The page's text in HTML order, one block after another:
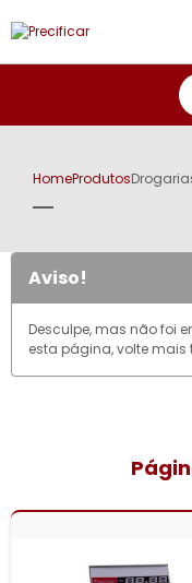
HomeProdutos
Aviso!
Desculpe, mas não foi
esta página, volte mais